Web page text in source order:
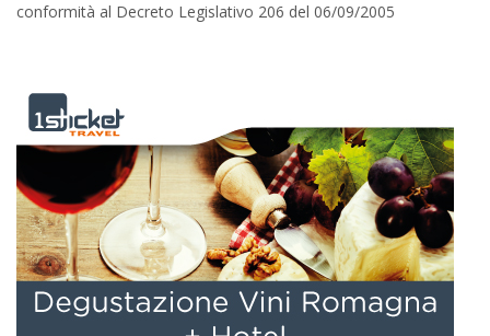
conformità al Decreto Legislativo 206 del 06/09/2005